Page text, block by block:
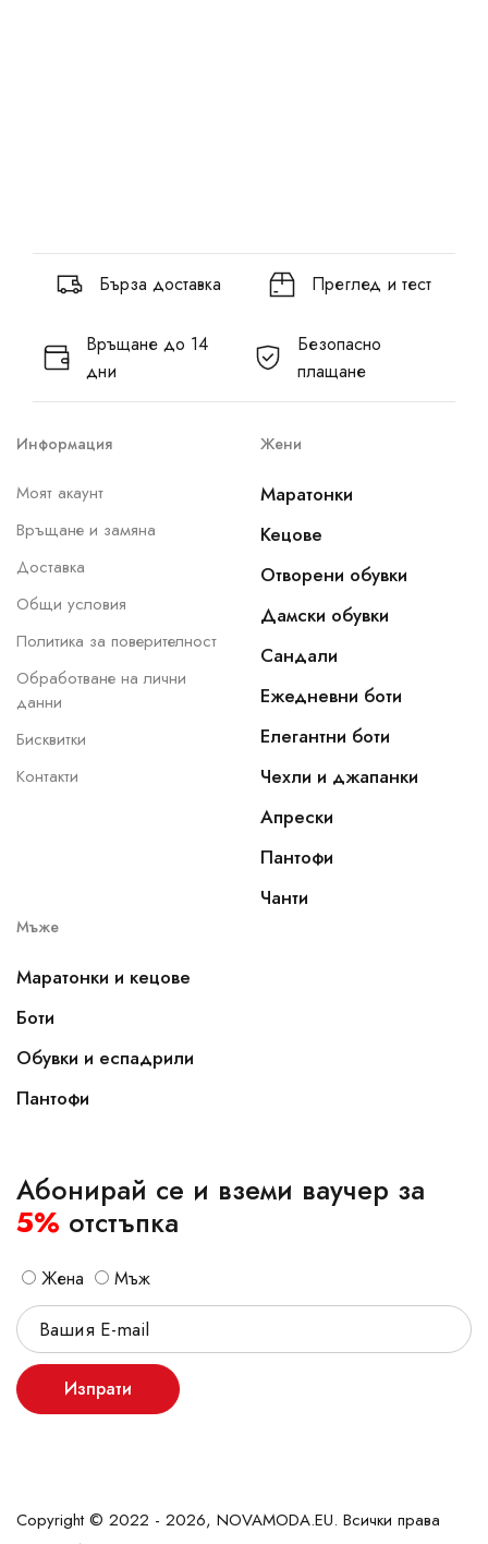
Бърза доставка Преглед и тест
Връщане до 14
дни
Безопасно
плащане
Информация
Моят акаунт
Връщане и замяна
Доставка
Общи условия
Политика за поверителност
Обработване на лични
данни
Бисквитки
Контакти
Жени
Маратонки
Кецове
Отворени обувки
Дамски обувки
Сандали
Ежедневни боти
Елегантни боти
Чехли и джапанки
Апрески
Пантофи
Чанти
Мъже
Маратонки и кецове
Боти
Обувки и еспадрили
Пантофи
Абонирай се и вземи ваучер за
5% отстъпка
Жена Мъж
Изпрати
Copyright © 2022 - 2026, NOVAMODA.EU. Всички права